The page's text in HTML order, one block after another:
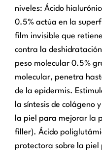
niveles: Ácido
0.5% actúa en la
film invisible que
contra la
peso molecular 0.5%
molecular, penetra
de la epidermis.
la síntesis de colágeno
la piel para mejorar la
filler). Ácido
protectora sobre la